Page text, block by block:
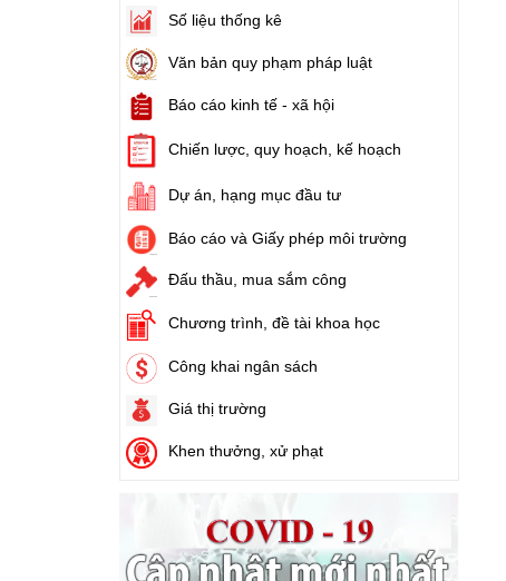
số điều của Luật Đất đai)
Số:103/2024/NĐ-CP
Tên:
tiền thuê đất)
Ngày ban hành: (21/08/2024)
Số:
1731/KH-UBND
Tên:
(Kế hoạch triển khai thi hành Luật Đất
đai năm 2024)
Ngày ban hành: (21/08/2024)
Số:71/2024/NĐ-CP
Tên:
(Nghị định Quy định về giá đất)
Ngày ban hành: (21/08/2024)
Số:
31/2024/QH15
Số:88/2024/NĐ-CP
Số liệu thống kê
Văn bản quy phạm pháp luật
Báo cáo kinh tế - xã hội
Chiến lược, quy hoạch, kế hoạch
Dự án, hạng mục đầu tư
Báo cáo và Giấy phép môi trường
Đấu thầu, mua sắm công
Chương trình, đề tài khoa học
Công khai ngân sách
Giá thị trường
Khen thưởng, xử phạt